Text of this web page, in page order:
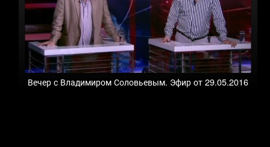
Вечер с Владимиром Соловьевым. Эфир от 29.05.2016